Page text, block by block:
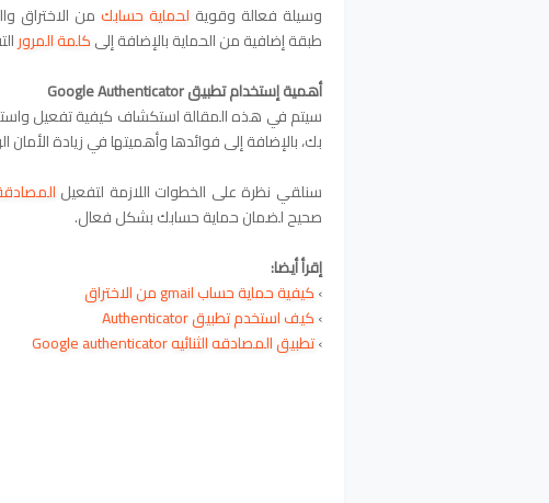
وسيلة فعالة وقوية لحماية حسابك من الاختراق
طبقة إضافية من الحماية بالإضافة إلىكلمة المرور
أهمية إستخدام تطبيق Google Authenticator
سيتم في هذه المقالة استكشاف كيفية تفعيل
بك، بالإضافة إلى فوائدها وأهميتها في زيادة
سنلقي نظرة على الخطوات اللازمة لتفعيل
صحيح لضمان حماية حسابك بشكل فعال.
إقرأ أيضا:
›كيفية حماية حساب gmail من الاختراق
›كيف استخدم تطبيق Authenticator
›تطبيق المصادقه الثنائيه Google authenticator